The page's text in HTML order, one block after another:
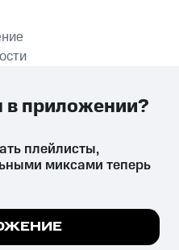
причиняет вред здоровью,
влечёт установленную
на сайте все
плейлисты,
миксами теперь